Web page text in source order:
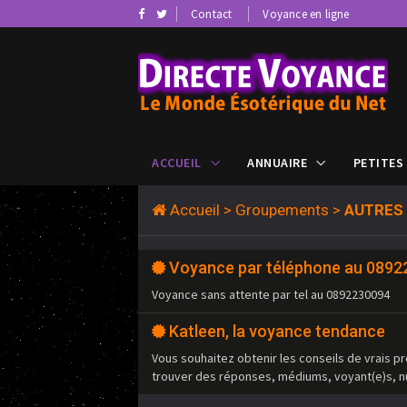
Contact Voyance en ligne
ACCUEIL ANNUAIRE PETITES
Accueil > Groupements >
Voyance par téléphone au
Voyance sans attente par tel au 0892230094
Katleen, la voyance tendance
Vous souhaitez obtenir les conseils de vrais
trouver des réponses, médiums, voyant(e)s,